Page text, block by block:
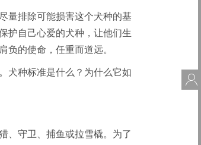
量排除可能损害这个犬种的基
护自己心爱的犬种，让他们生
负的使命，任重而道远。
犬种标准是什么？为什么它如
、守卫、捕鱼或拉雪橇。为了